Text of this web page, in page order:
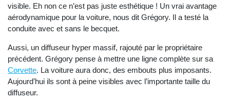
visible. Eh non ce n’est pas juste esthétique ! Un vrai avantage
aérodynamique pour la voiture, nous dit Grégory. Il a testé la
conduite avec et sans le becquet.
Aussi, un diffuseur hyper massif, rajouté par le propriétaire
précédent. Grégory pense à mettre une ligne complète sur sa
Corvette. La voiture aura donc, des embouts plus imposants.
Aujourd’hui ils sont à peine visibles avec l’importante taille du
diffuseur.